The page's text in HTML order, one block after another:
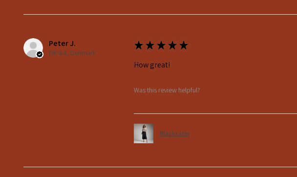
Peter J.
DK-84, Denmark
★★★★★
How great!
Was this review helpful?
Blacksatin